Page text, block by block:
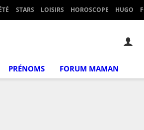
STARS LOISIRS HOROSCOPE HUGO
PRÉNOMS FORUM MAMAN